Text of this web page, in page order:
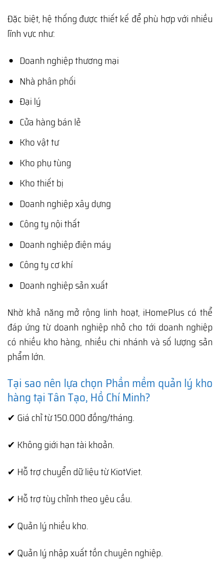
Đặc biệt, hệ thống được thiết kế để phù hợp với nhiều
lĩnh vực như:
Doanh nghiệp thương mại
Nhà phân phối
Đại lý
Cửa hàng bán lẻ
Kho vật tư
Kho phụ tùng
Kho thiết bị
Doanh nghiệp xây dựng
Công ty nội thất
Doanh nghiệp điện máy
Công ty cơ khí
Doanh nghiệp sản xuất
Nhờ khả năng mở rộng linh hoạt, iHomePlus có thể
đáp ứng từ doanh nghiệp nhỏ cho tới doanh nghiệp
có nhiều kho hàng, nhiều chi nhánh và số lượng sản
phẩm lớn.
Tại sao nên lựa chọn Phần mềm quản lý kho
hàng tại Tân Tạo, Hồ Chí Minh?
✔ Giá chỉ từ 150.000 đồng/tháng.
✔ Không giới hạn tài khoản.
✔ Hỗ trợ chuyển dữ liệu từ KiotViet.
✔ Hỗ trợ tùy chỉnh theo yêu cầu.
✔ Quản lý nhiều kho.
✔ Quản lý nhập xuất tồn chuyên nghiệp.